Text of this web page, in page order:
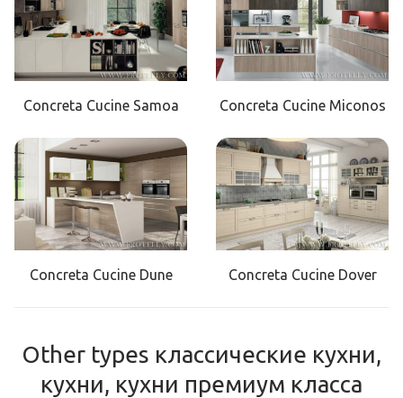
Concreta Cucine Samoa Concreta Cucine Miconos
Concreta Cucine Dune Concreta Cucine Dover
Other types классические кухни,
кухни, кухни премиум класса